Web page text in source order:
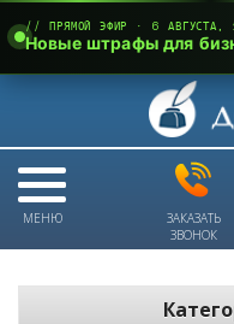
МЕНЮ
ЗАКАЗАТЬ
ЗВОНОК
// ПРЯМОЙ ЭФИР · 6 АВГУСТА,
Новые штрафы для